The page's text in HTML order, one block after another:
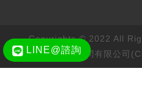
Copyrights © 2022 All
理顧問有限公司
LINE@諮詢